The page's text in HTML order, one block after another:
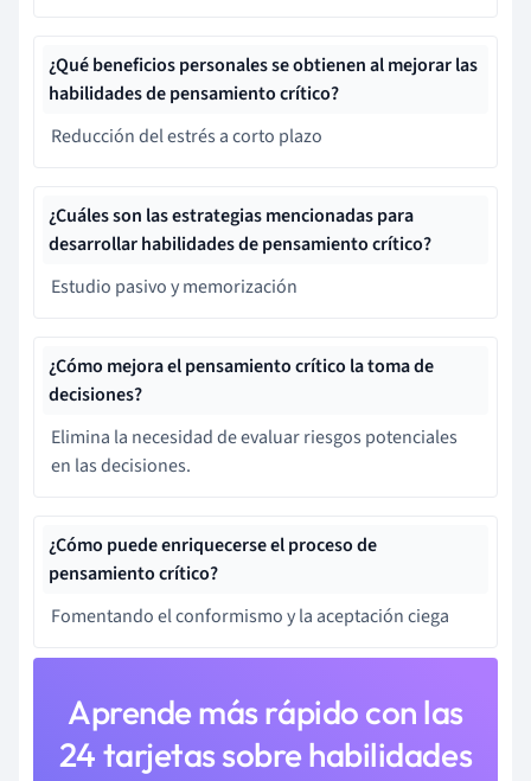
¿Qué beneficios personales se obtienen al mejorar las
habilidades de pensamiento crítico?
Reducción del estrés a corto plazo
¿Cuáles son las estrategias mencionadas para
desarrollar habilidades de pensamiento crítico?
Estudio pasivo y memorización
¿Cómo mejora el pensamiento crítico la toma de
decisiones?
Elimina la necesidad de evaluar riesgos potenciales
en las decisiones.
¿Cómo puede enriquecerse el proceso de
pensamiento crítico?
Fomentando el conformismo y la aceptación ciega
Aprende más rápido con las
24 tarjetas sobre habilidades